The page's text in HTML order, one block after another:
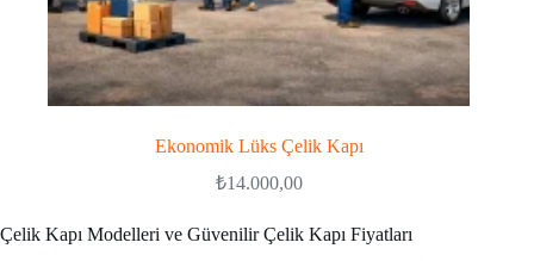
Ekonomik Lüks Çelik Kapı
₺14.000,00
Çelik Kapı Modelleri ve Güvenilir Çelik Kapı Fiyatları